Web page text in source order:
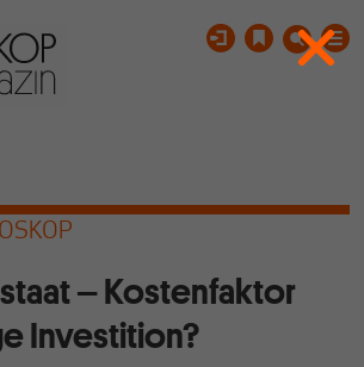
– Kostenfaktor
Investition?